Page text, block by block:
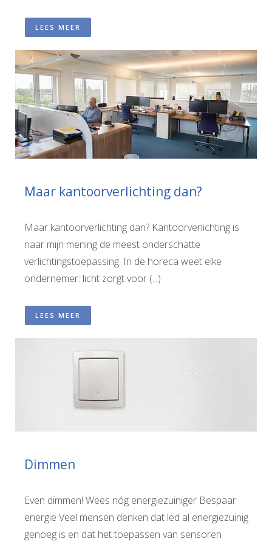
LEES MEER
Maar kantoorverlichting dan?
Maar kantoorverlichting dan? Kantoorverlichting is
naar mijn mening de meest onderschatte
verlichtingstoepassing. In de horeca weet elke
ondernemer: licht zorgt voor (...)
LEES MEER
Dimmen
Even dimmen! Wees nóg energiezuiniger Bespaar
energie Veel mensen denken dat led al energiezuinig
genoeg is en dat het toepassen van sensoren